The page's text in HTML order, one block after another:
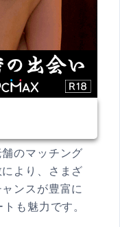
のマッチング
より、さまざ
ンスが豊富に
も魅力です。